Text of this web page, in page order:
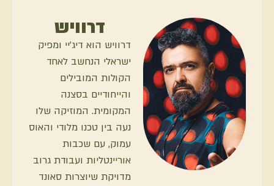
דרוויש
דרוויש הוא דיג׳יי ומפיק
ישראלי הנחשב לאחד
הקולות המובילים
והייחודיים בסצנה
המקומית. המוזיקה שלו
נעה בין טכנו מלודי והאוס
עמוק, עם שכבות
אוריינטליות ועבודת גרוב
מדויקת שיוצרות סאונד